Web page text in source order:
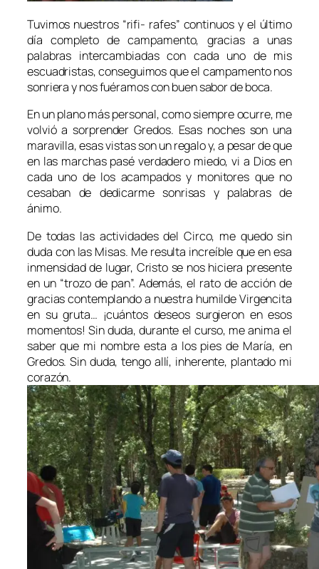
Tuvimos nuestros “rifi- rafes” continuos y el último
día completo de campamento, gracias a unas
palabras intercambiadas con cada uno de mis
escuadristas, conseguimos que el campamento nos
sonriera y nos fuéramos con buen sabor de boca.
En un plano más personal, como siempre ocurre, me
volvió a sorprender Gredos. Esas noches son una
maravilla, esas vistas son un regalo y, a pesar de que
en las marchas pasé verdadero miedo, vi a Dios en
cada uno de los acampados y monitores que no
cesaban de dedicarme sonrisas y palabras de
ánimo.
De todas las actividades del Circo, me quedo sin
duda con las Misas. Me resulta increíble que en esa
inmensidad de lugar, Cristo se nos hiciera presente
en un “trozo de pan”. Además, el rato de acción de
gracias contemplando a nuestra humilde Virgencita
en su gruta… ¡cuántos deseos surgieron en esos
momentos! Sin duda, durante el curso, me anima el
saber que mi nombre esta a los pies de María, en
Gredos. Sin duda, tengo allí, inherente, plantado mi
corazón.